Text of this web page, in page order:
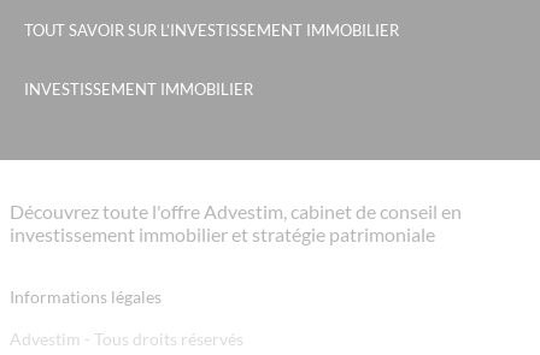
TOUT SAVOIR SUR L’INVESTISSEMENT IMMOBILIER
INVESTISSEMENT IMMOBILIER
Découvrez toute l'offre Advestim, cabinet de conseil en
investissement immobilier et stratégie patrimoniale
Informations légales
Advestim - Tous droits réservés